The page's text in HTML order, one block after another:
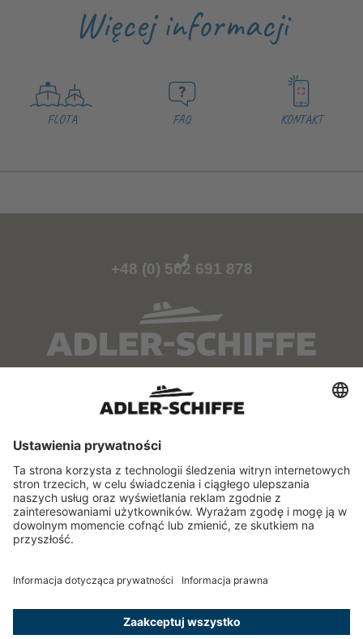
Więcej informacji
FLOTA FAQ KONTAKT
+48 (0) 502 691 878
Kontakt
Punkty przedsprzedaży
Flota
Wodny
Rozkład jazdy
FAQ
INFORMACJE